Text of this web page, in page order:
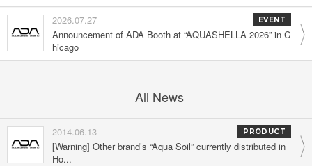
2026.07.27 EVENT
Announcement of ADA Booth at “AQUASHELLA 2026” in C
hicago
All News
2014.06.13 PRODUCT
[Warning] Other brand’s “Aqua Soil” currently distributed in
Ho...